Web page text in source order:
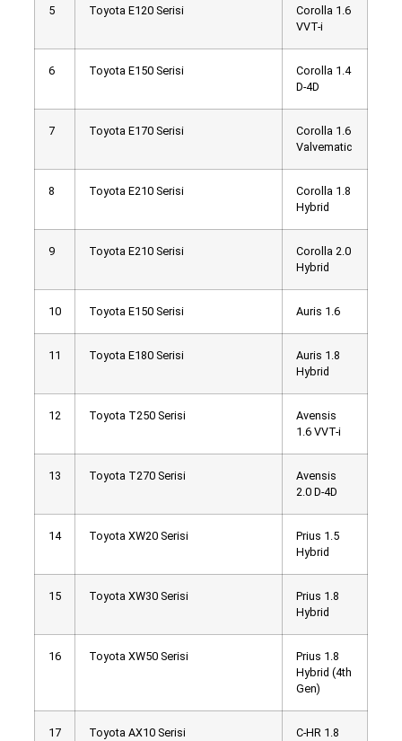
5 Toyota E120 Serisi
Corolla 1.6
VVT-i
6 Toyota E150 Serisi
Corolla 1.4
D-4D
7 Toyota E170 Serisi
Corolla 1.6
Valvematic
8 Toyota E210 Serisi
Corolla 1.8
Hybrid
9 Toyota E210 Serisi
Corolla 2.0
Hybrid
10 Toyota E150 Serisi Auris 1.6
11 Toyota E180 Serisi
Auris 1.8
Hybrid
12 Toyota T250 Serisi
Avensis
1.6 VVT-i
13 Toyota T270 Serisi
Avensis
2.0 D-4D
14 Toyota XW20 Serisi
Prius 1.5
Hybrid
15 Toyota XW30 Serisi
Prius 1.8
Hybrid
16 Toyota XW50 Serisi
Prius 1.8
Hybrid (4th
Gen)
17 Toyota AX10 Serisi
C-HR 1.8